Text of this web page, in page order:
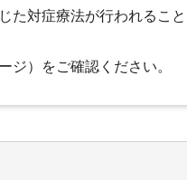
た対症療法が行われるこ
ジ）をご確認ください。